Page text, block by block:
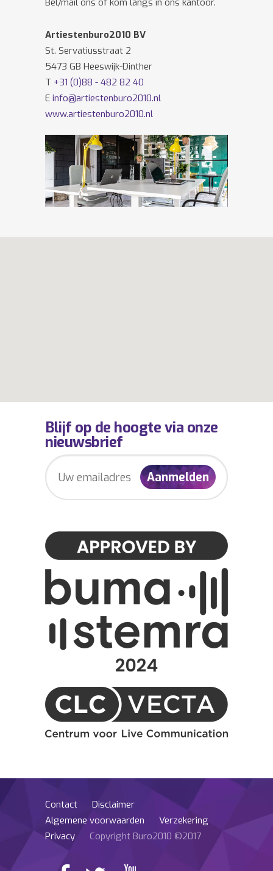
Bel/mail ons of kom langs in ons kantoor.
Artiestenburo2010 BV
St. Servatiusstraat 2
5473 GB Heeswijk-Dinther
T +31 (0)88 - 482 82 40
E info@artiestenburo2010.nl
www.artiestenburo2010.nl
Volg ons ook opFacebookenTwitter
Blijf op de hoogte via onze
nieuwsbrief
Contact
Disclaimer
Algemene voorwaarden
Verzekering
Privacy
Copyright Buro2010 ©2017